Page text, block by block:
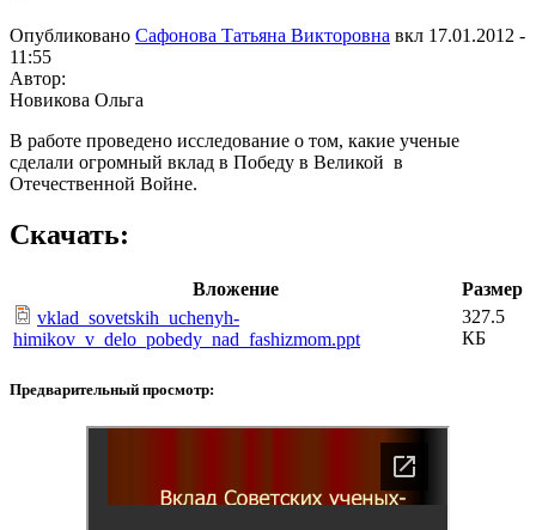
Опубликовано Сафонова Татьяна Викторовна вкл 17.01.2012 -
11:55
Автор:
Новикова Ольга
В работе проведено исследование о том, какие ученые
сделали огромный вклад в Победу в Великой в
Отечественной Войне.
Скачать:
Вложение
Размер
vklad_sovetskih_uchenyh-
himikov_v_delo_pobedy_nad_fashizmom.ppt
327.5
КБ
Предварительный просмотр: